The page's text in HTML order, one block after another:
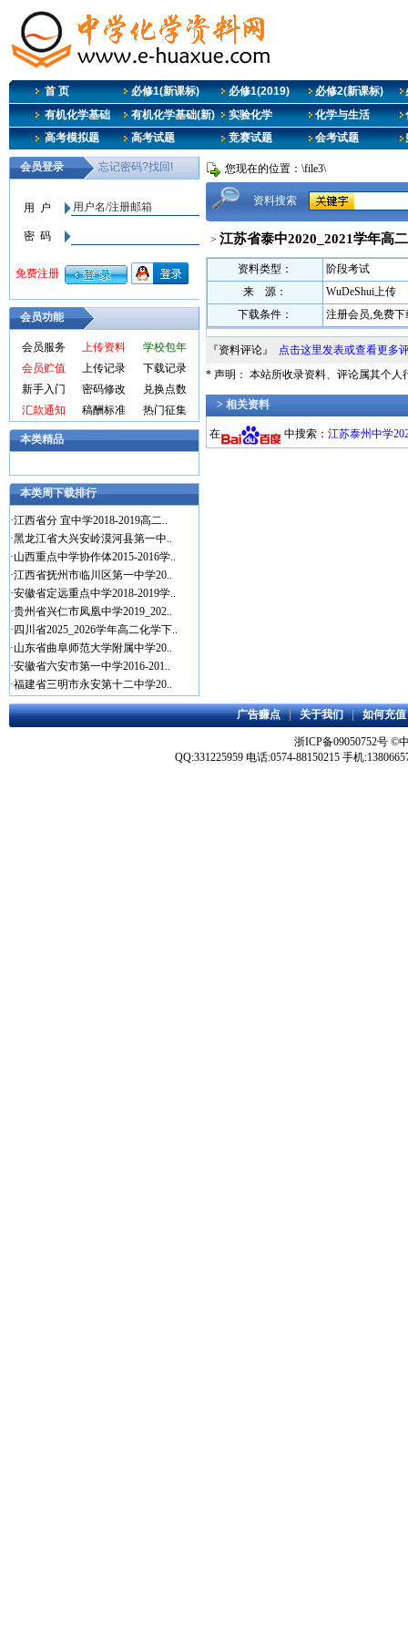
首 页 必修1(新课标) 必修1(2019) 必修2(新课标)
有机化学基础
有机化学基础(新) 实验化学 化学与生活
高考模拟题
高考试题 竞赛试题 会考试题
会员功能
会员服务 上传资料
学校包年
会员贮值
上传记录
下载记录
新手入门
密码修改
兑换点数
汇款通知
稿酬标准 热门征集
本类精品
本类周下载排行
·江西省分 宜中学2018-2019高二..
·黑龙江省大兴安岭漠河县第一中..
·山西重点中学协作体2015-2016学..
·江西省抚州市临川区第一中学20..
·安徽省定远重点中学2018-2019学..
·贵州省兴仁市凤凰中学2019_202..
· 四川省2025_2026学年高二化学下..
·山东省曲阜师范大学附属中学20..
·安徽省六安市第一中学2016-201..
·福建省三明市永安第十二中学20..
您现在的位置：\file3\
资料搜索
> 江苏省泰中2020_2021学年高
资料类型：
阶段考试
来 源：
WuDeShui上传
下载条件：
注册会员,免费下
『资料评论』 点击这里发表或查看更多
* 声明： 本站所收录资料、评论属其个人
> 相关资料
在 中搜索： 江苏泰州中学
广告赚点|关于我们|如何充值
浙ICP备09050752号 ©
QQ:331225959 电话:0574-88150215 手机